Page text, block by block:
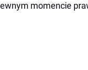
momencie